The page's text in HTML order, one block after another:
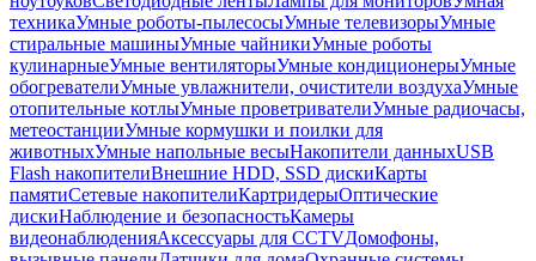
техникаУмные роботы-пылесосыУмные телевизорыУмные
стиральные машиныУмные чайникиУмные роботы
кулинарныеУмные вентиляторыУмные кондиционерыУмные
обогревателиУмные увлажнители, очистители воздухаУмные
отопительные котлыУмные проветривателиУмные радиочасы,
метеостанцииУмные кормушки и поилки для
животныхУмные напольные весыНакопители данныхUSB
Flash накопителиВнешние HDD, SSD дискиКарты
памятиСетевые накопителиКартридерыОптические
дискиНаблюдение и безопасностьКамеры
видеонаблюденияАксессуары для CCTVДомофоны,